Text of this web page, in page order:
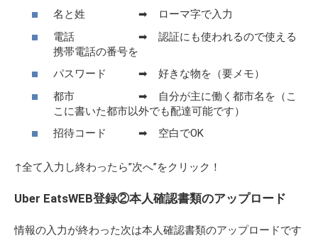
名と姓 ➡ ローマ字で入力
電話 ➡ 認証にも使われるので使える
携帯電話の番号を
パスワード ➡ 好きな物を（要メモ）
都市 ➡ 自分が主に働く都市名を（こ
こに書いた都市以外でも配達可能です）
招待コード ➡ 空白でOK
↑全て入力し終わったら”次へ”をクリック！
Uber EatsWEB登録②本人確認書類のアップロード
情報の入力が終わった次は本人確認書類のアップロードです